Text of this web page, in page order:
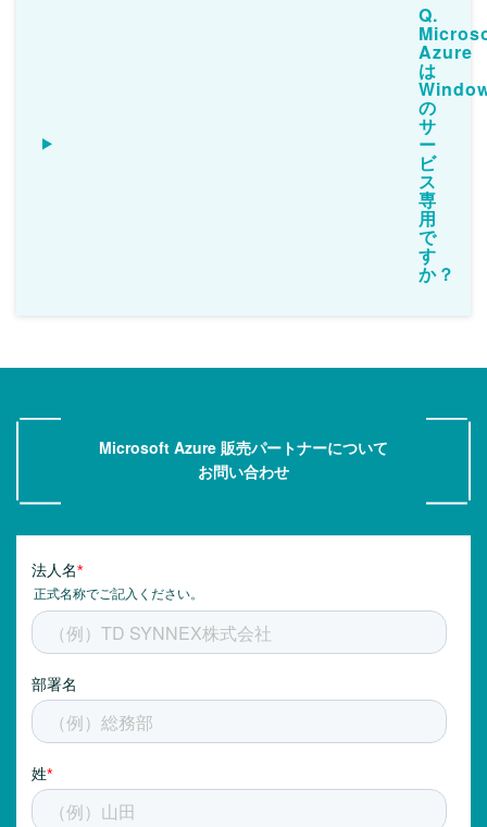
Q.
Azure
は
の
サ
ー
ビ
ス
専
用
で
す
か？
Microsoft Azure 販売パートナーについて
お問い合わせ